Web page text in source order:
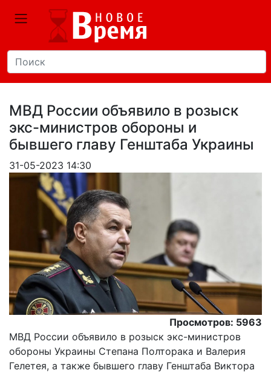
МВД России объявило в розыск
экс-министров обороны и
бывшего главу Генштаба Украины
31-05-2023 14:30
Просмотров: 5963
МВД России объявило в розыск экс-министров
обороны Украины Степана Полторака и Валерия
Гелетея, а также бывшего главу Генштаба Виктора